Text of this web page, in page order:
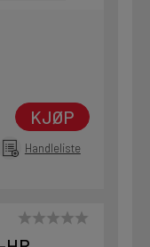
KJØP
Handleliste